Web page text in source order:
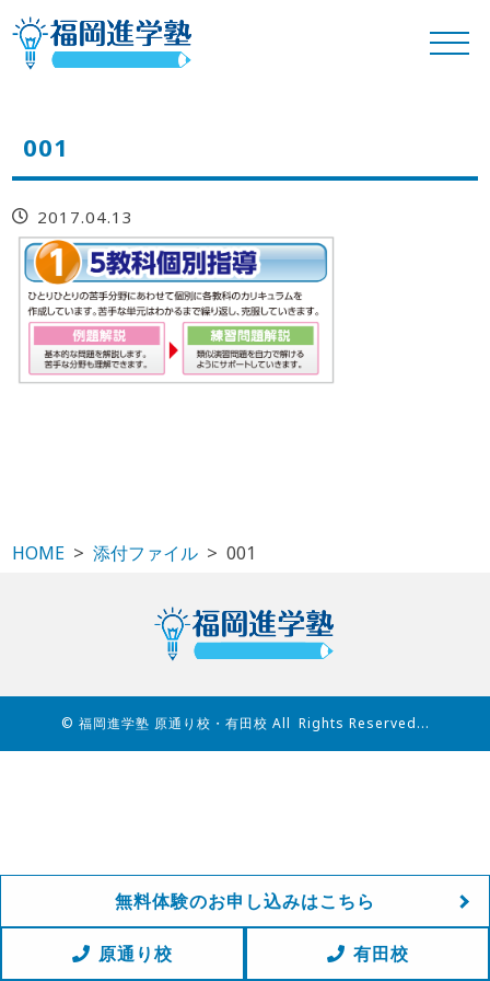
001
2017.04.13
HOME 添付ファイル 001
© 福岡進学塾 原通り校・有田校 All Rights Reserved...
無料体験のお申し込みはこちら
原通り校 有田校